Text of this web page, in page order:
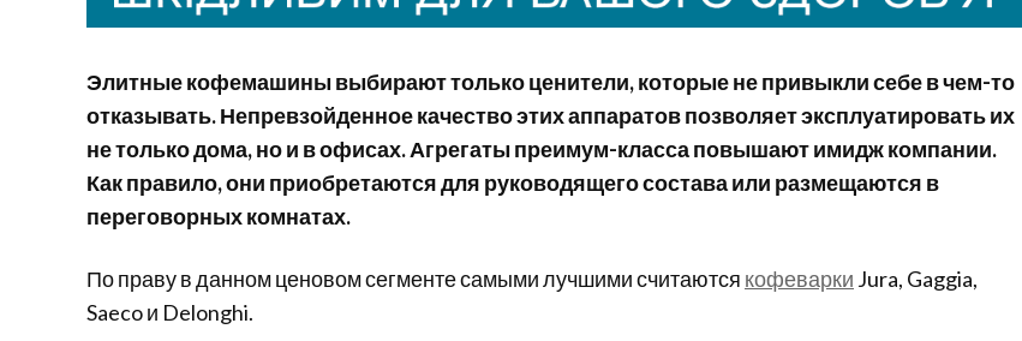
Элитныекофемашинывыбираюттолькоценители,которыенепривыклисебевчем-то
отказывать.Непревзойденноекачествоэтихаппаратовпозволяетэксплуатироватьих
нетолькодома,нои вофисах.Агрегатыпреимум-классаповышаютимиджкомпании.
Какправило, они приобретаютсядля руководящегосоставаили размещаются в
переговорныхкомнатах.
Поправувданномценовомсегментесамымилучшимисчитаются кофеварки Jura, Gaggia,
Saecoи Delonghi.